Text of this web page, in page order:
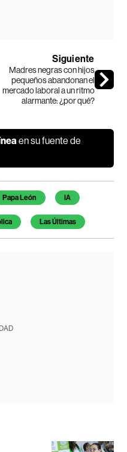
Siguiente
Madres negras con hijos
pequeños abandonan el
mercado laboral a un ritmo
alarmante: ¿por qué?
en su fuente de
Papa León IA
Las Últimas